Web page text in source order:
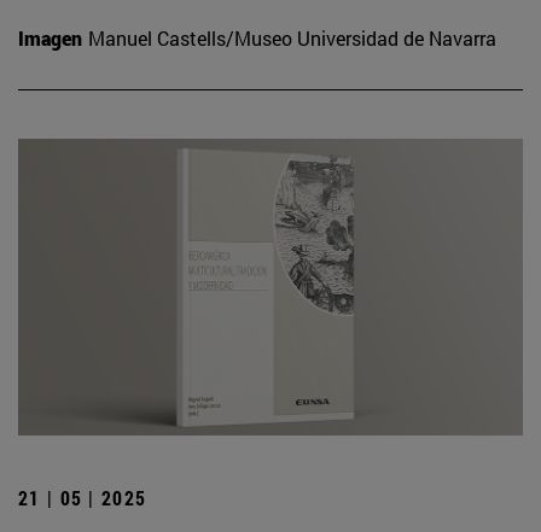
Imagen Manuel Castells/Museo Universidad de Navarra
21 | 05 | 2025